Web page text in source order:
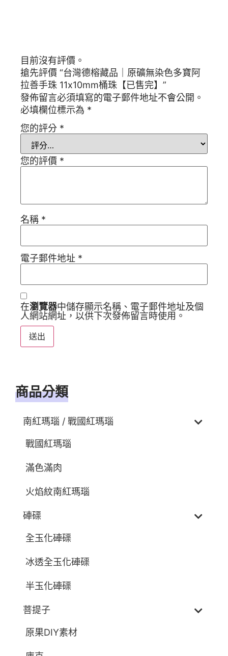
商品分類
南紅瑪瑙 / 戰國紅瑪瑙
戰國紅瑪瑙
滿色滿肉
火焰紋南紅瑪瑙
硨磲
全玉化硨磲
冰透全玉化硨磲
半玉化硨磲
菩提子
原果DIY素材
目前沒有評價。
搶先評價 “台灣德榕藏品｜原礦無染色多寶阿
拉善手珠 11x10mm桶珠【已售完】”
發佈留言必須填寫的電子郵件地址不會公開。
必填欄位標示為 *
您的評分 *
您的評價 *
名稱 *
電子郵件地址 *
在瀏覽器中儲存顯示名稱、電子郵件地址及個
人網站網址，以供下次發佈留言時使用。